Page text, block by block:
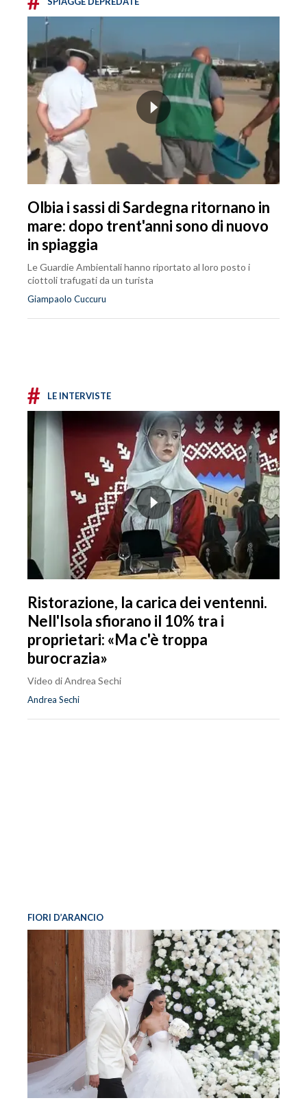
Olbia i sassi di Sardegna ritornano in
mare: dopo trent'anni sono di nuovo
in spiaggia
Le Guardie Ambientali hanno riportato al loro posto i
ciottoli trafugati da un turista
Giampaolo Cuccuru
# LE INTERVISTE
Ristorazione, la carica dei ventenni.
Nell'Isola sfiorano il 10% tra i
proprietari: «Ma c'è troppa
burocrazia»
Video di Andrea Sechi
Andrea Sechi
FIORI D’ARANCIO